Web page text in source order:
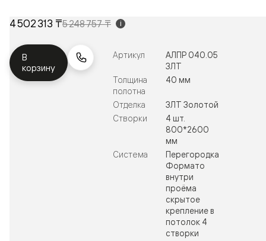
4 502 313 ₸5 248 757 ₸ i
В
корзину
Артикул
АЛПР 040.05
ЗЛТ
Толщина
полотна
40 мм
Отделка
ЗЛТ Золотой
Створки
4 шт.
800*2600
мм
Система
Перегородка
Формато
внутри
проёма
скрытое
крепление в
потолок 4
створки